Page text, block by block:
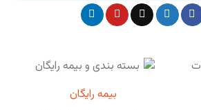
بیمه رایگان